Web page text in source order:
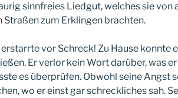
sinnfreies Liedgut, welches sie von
Straßen zum Erklingen brachten.
vor Schreck! Zu Hause konnte
Er verlor kein Wort darüber, was
es überprüfen. Obwohl seine Angst
wo er einst gar schreckliches sah.